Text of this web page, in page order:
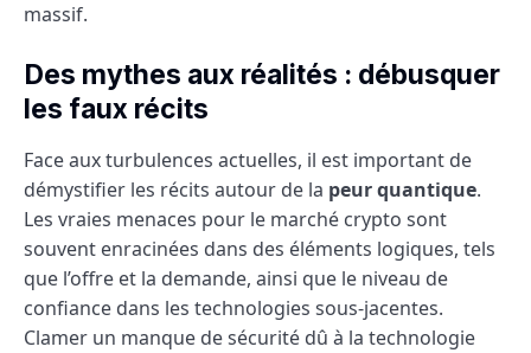
massif.
Des mythes aux réalités : débusquer
les faux récits
Face aux turbulences actuelles, il est important de
démystifier les récits autour de la peur quantique.
Les vraies menaces pour le marché crypto sont
souvent enracinées dans des éléments logiques, tels
que l’offre et la demande, ainsi que le niveau de
confiance dans les technologies sous-jacentes.
Clamer un manque de sécurité dû à la technologie